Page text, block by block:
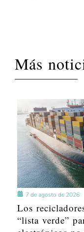
Más
7 de agosto de 2026
Los
“lista verde”